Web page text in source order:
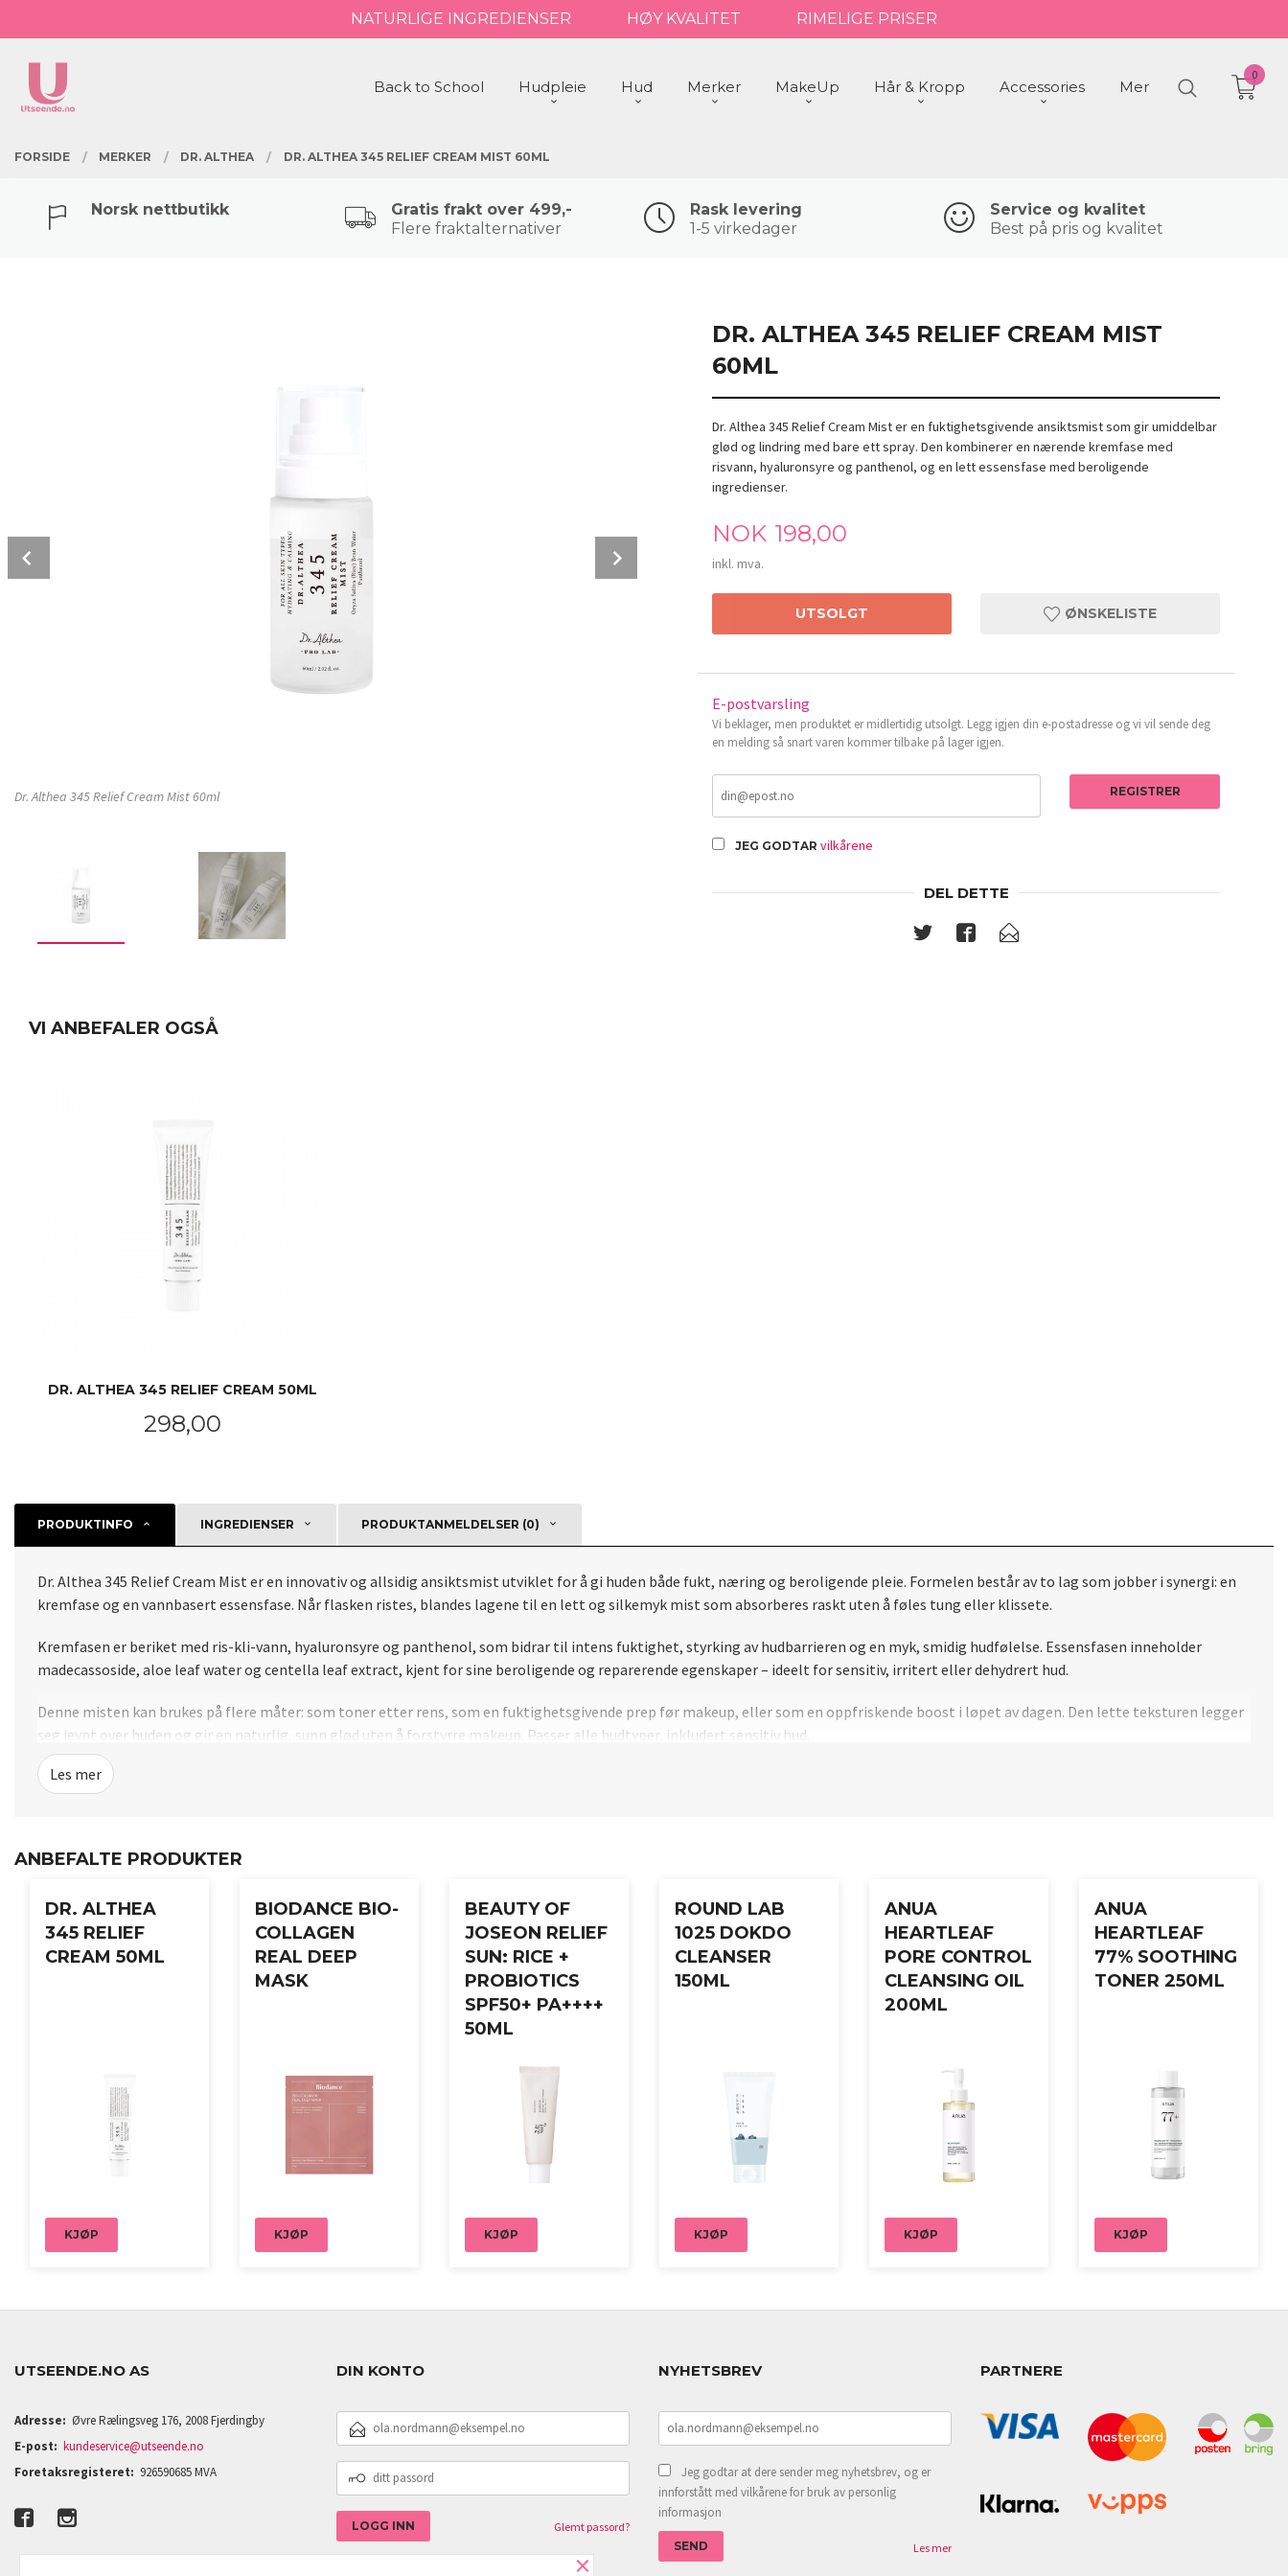
til
NATURLIGE INGREDIENSER HØY KVALITET RIMELIGE PRISER
PRODUKTER
Back to School Hudpleie Hud Merker MakeUp Hår & Kropp Accessories Mer
0
FORSIDE MERKER DR. ALTHEA DR. ALTHEA 345 RELIEF CREAM MIST 60ML
Norsk nettbutikk
Gratis frakt over 499,-
Flere fraktalternativer
Rask levering
1-5 virkedager
Service og kvalitet
Best på pris og kvalitet
Dr. Althea 345 Relief Cream Mist 60ml Dr. Althea 345 Relief Cream Mist 60ml
DR. ALTHEA 345 RELIEF CREAM MIST
60ML
Dr. Althea 345 Relief Cream Mist er en fuktighetsgivende ansiktsmist som gir umiddelbar
glød og lindring med bare ett spray. Den kombinerer en nærende kremfase med
risvann, hyaluronsyre og panthenol, og en lett essensfase med beroligende
ingredienser.
Pris
NOK 198,00
inkl. mva.
UTSOLGT ØNSKELISTE
E-postvarsling
Vi beklager, men produktet er midlertidig utsolgt. Legg igjen din e-postadresse og vi vil sende deg
en melding så snart varen kommer tilbake på lager igjen.
JEG GODTAR vilkårene
REGISTRER
DEL DETTE
VI ANBEFALER OGSÅ
DR. ALTHEA 345 RELIEF CREAM 50ML
Pris
298,00
PRODUKTINFO
INGREDIENSER PRODUKTANMELDELSER (0)
Dr. Althea 345 Relief Cream Mist er en innovativ og allsidig ansiktsmist utviklet for å gi huden både fukt, næring og beroligende pleie. Formelen består av to lag som jobber i synergi: en
kremfase og en vannbasert essensfase. Når flasken ristes, blandes lagene til en lett og silkemyk mist som absorberes raskt uten å føles tung eller klissete.
Kremfasen er beriket med ris-kli-vann, hyaluronsyre og panthenol, som bidrar til intens fuktighet, styrking av hudbarrieren og en myk, smidig hudfølelse. Essensfasen inneholder
madecassoside, aloe leaf water og centella leaf extract, kjent for sine beroligende og reparerende egenskaper – ideelt for sensitiv, irritert eller dehydrert hud.
Denne misten kan brukes på flere måter: som toner etter rens, som en fuktighetsgivende prep før makeup, eller som en oppfriskende boost i løpet av dagen. Den lette teksturen legger
seg jevnt over huden og gir en naturlig, sunn glød uten å forstyrre makeup. Passer alle hudtyper, inkludert sensitiv hud.
Bruksanvisning:
Les mer
ANBEFALTE PRODUKTER
DR. ALTHEA
345 RELIEF
CREAM 50ML
KJØP
BIODANCE BIO-
COLLAGEN
REAL DEEP
MASK
KJØP
BEAUTY OF
JOSEON RELIEF
SUN: RICE +
PROBIOTICS
SPF50+ PA++++
50ML
KJØP
ROUND LAB
1025 DOKDO
CLEANSER
150ML
KJØP
ANUA
HEARTLEAF
PORE CONTROL
CLEANSING OIL
200ML
KJØP
ANUA
HEARTLEAF
77% SOOTHING
TONER 250ML
KJØP
UTSEENDE.NO AS
Adresse: Øvre Rælingsveg 176, 2008 Fjerdingby
E-post: kundeservice@utseende.no
Foretaksregisteret: 926590685 MVA
DIN KONTO
E-
POSTADRESSE
DITT
PASSORD
Glemt passord?
NYHETSBREV
Jeg godtar at dere sender meg nyhetsbrev, og er
innforstått med vilkårene for bruk av personlig
informasjon
Les mer
PARTNERE
×